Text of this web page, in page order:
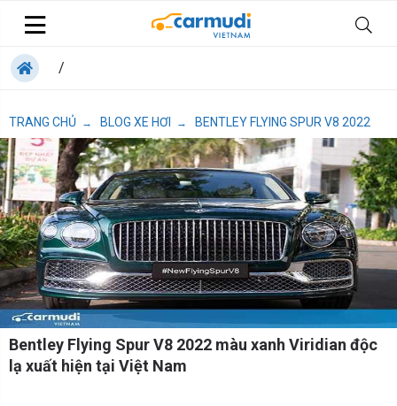
/
TRANG CHỦ → BLOG XE HƠI → BENTLEY FLYING SPUR V8 2022
Bentley Flying Spur V8 2022 màu xanh Viridian độc
lạ xuất hiện tại Việt Nam